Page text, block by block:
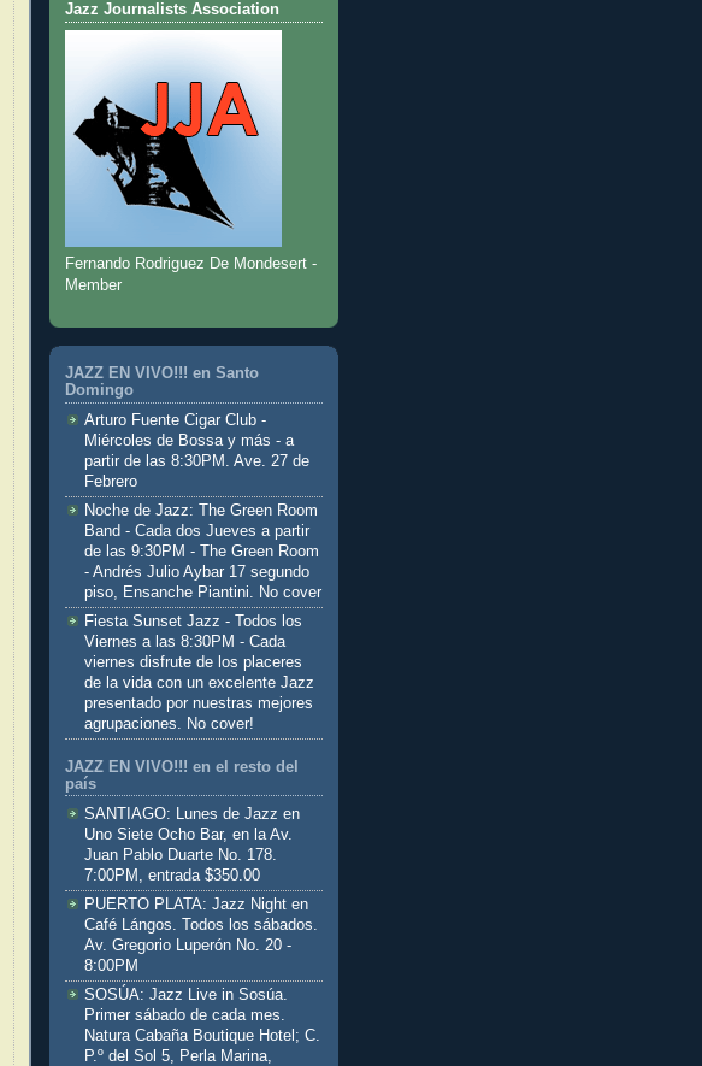
Jazz Journalists Association
Fernando Rodriguez De Mondesert -
Member
JAZZ EN VIVO!!! en Santo
Domingo
Arturo Fuente Cigar Club -
Miércoles de Bossa y más - a
partir de las 8:30PM. Ave. 27 de
Febrero
Noche de Jazz: The Green Room
Band - Cada dos Jueves a partir
de las 9:30PM - The Green Room
- Andrés Julio Aybar 17 segundo
piso, Ensanche Piantini. No cover
Fiesta Sunset Jazz - Todos los
Viernes a las 8:30PM - Cada
viernes disfrute de los placeres
de la vida con un excelente Jazz
presentado por nuestras mejores
agrupaciones. No cover!
JAZZ EN VIVO!!! en el resto del
país
SANTIAGO: Lunes de Jazz en
Uno Siete Ocho Bar, en la Av.
Juan Pablo Duarte No. 178.
7:00PM, entrada $350.00
PUERTO PLATA: Jazz Night en
Café Lángos. Todos los sábados.
Av. Gregorio Luperón No. 20 -
8:00PM
SOSÚA: Jazz Live in Sosúa.
Primer sábado de cada mes.
Natura Cabaña Boutique Hotel; C.
P.º del Sol 5, Perla Marina,